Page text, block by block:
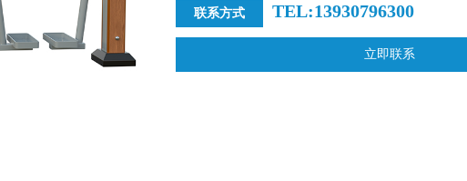
联系方式 TEL:13930796300
立即联系